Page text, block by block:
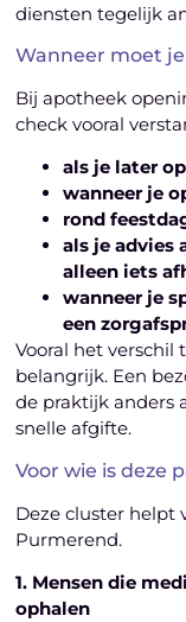
diensten tegelijk
Wanneer moet
Bij apotheek
check vooral
als je later
wanneer je
rond
als je advies
alleen iets
wanneer je
een
Vooral het verschil
belangrijk. Een
de praktijk anders
snelle afgifte.
Voor wie is deze
Deze cluster helpt
Purmerend.
1. Mensen die
ophalen